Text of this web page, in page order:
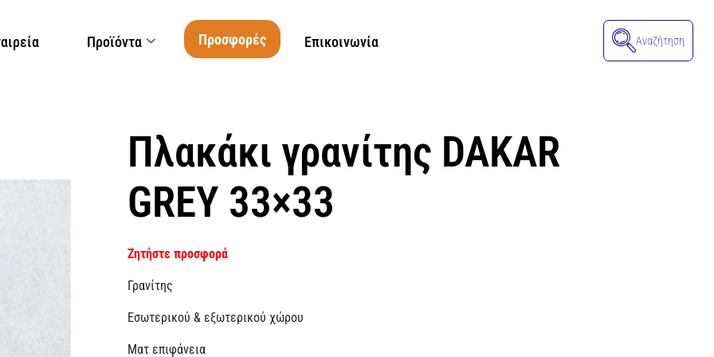
Προϊόντα Προσφορές Επικοινωνία Αναζήτηση
Πλακάκι γρανίτης DAKAR
GREY 33×33
Ζητήστε προσφορά
Γρανίτης
Εσωτερικού & εξωτερικού χώρου
Ματ επιφάνεια